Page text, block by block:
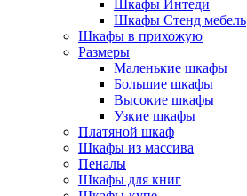
Шкафы Интеди
Шкафы Стенд мебель
Шкафы в прихожую
Размеры
Маленькие шкафы
Большие шкафы
Высокие шкафы
Узкие шкафы
Платяной шкаф
Шкафы из массива
Пеналы
Шкафы для книг